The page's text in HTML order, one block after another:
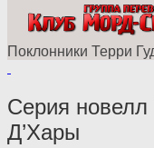
Поклонники Терри
Серия новелл
Д’Хары